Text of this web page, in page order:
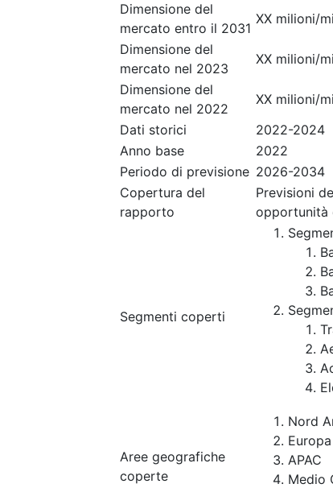
Dimensione del
mercato entro il 2031
XX milioni/
Dimensione del
mercato nel 2023
XX milioni/
Dimensione del
mercato nel 2022
XX milioni/
Dati storici
2022-2024
Anno base
2022
Periodo di previsione 2026-2034
Copertura del
rapporto
Previsioni
opportunità
Segmenti coperti
Aree geografiche
coperte
Nord
Europa
APAC
Medio